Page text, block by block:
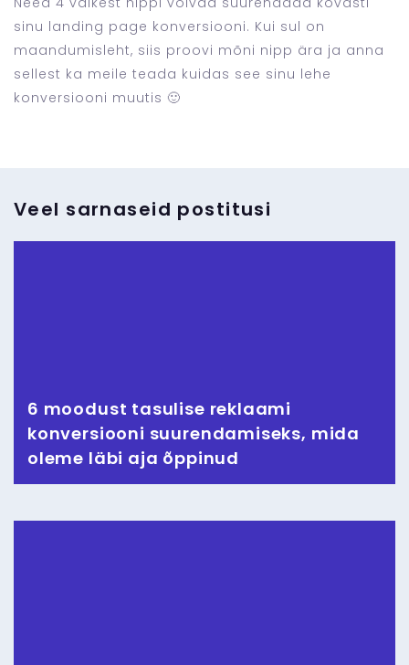
sinu landing page konversiooni. Kui sul on
maandumisleht, siis proovi mõni nipp ära ja anna
sellest ka meile teada kuidas see sinu lehe
konversiooni muutis 🙂
Veel sarnaseid postitusi
6 moodust tasulise reklaami
konversiooni suurendamiseks, mida
oleme läbi aja õppinud